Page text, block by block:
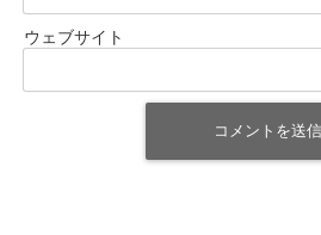
ウェブサイト